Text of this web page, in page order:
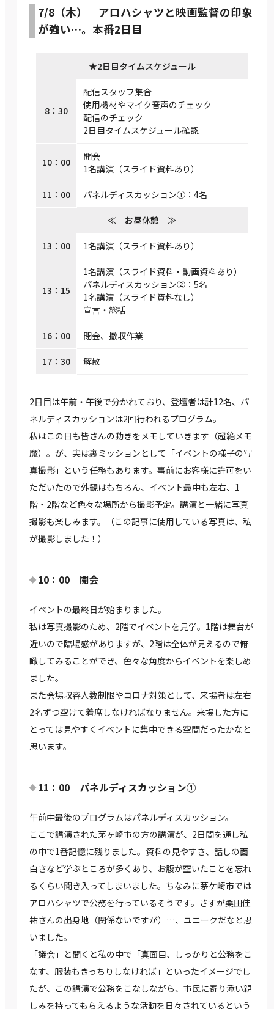
7/8（木） アロハシャツと映画監督の印象
が強い…。本番2日目
★2日目タイムスケジュール
8：30
配信スタッフ集合
使用機材やマイク音声のチェック
配信のチェック
2日目タイムスケジュール確認
10：00
開会
1名講演（スライド資料あり）
11：00 パネルディスカッション①：4名
≪ お昼休憩 ≫
13：00 1名講演（スライド資料あり）
13：15
1名講演（スライド資料・動画資料あり）
パネルディスカッション②：5名
1名講演（スライド資料なし）
宣言・総括
16：00 閉会、撤収作業
17：30 解散
2日目は午前・午後で分かれており、登壇者は計12名、パ
ネルディスカッションは2回行われるプログラム。
私はこの日も皆さんの動きをメモしていきます（超絶メモ
魔）。が、実は裏ミッションとして「イベントの様子の写
真撮影」という任務もあります。事前にお客様に許可をい
ただいたので外観はもちろん、イベント最中も左右、1
階・2階など色々な場所から撮影予定。講演と一緒に写真
撮影も楽しみます。（この記事に使用している写真は、私
が撮影しました！）
10：00 開会
イベントの最終日が始まりました。
私は写真撮影のため、2階でイベントを見学。1階は舞台が
近いので臨場感がありますが、2階は全体が見えるので俯
瞰してみることができ、色々な角度からイベントを楽しめ
ました。
また会場収容人数制限やコロナ対策として、来場者は左右
2名ずつ空けて着席しなければなりません。来場した方に
とっては見やすくイベントに集中できる空間だったかなと
思います。
11：00 パネルディスカッション①
午前中最後のプログラムはパネルディスカッション。
ここで講演された茅ヶ崎市の方の講演が、2日間を通し私
の中で1番記憶に残りました。資料の見やすさ、話しの面
白さなど学ぶところが多くあり、お腹が空いたことを忘れ
るくらい聞き入ってしまいました。ちなみに茅ケ崎市では
アロハシャツで公務を行っているそうです。さすが桑田佳
祐さんの出身地（関係ないですが）…、ユニークだなと思
いました。
「議会」と聞くと私の中で「真面目、しっかりと公務をこ
なす、服装もきっちりしなければ」といったイメージでし
たが、この講演で公務をこなしながら、市民に寄り添い親
しみを持ってもらえるような活動を日々されているという